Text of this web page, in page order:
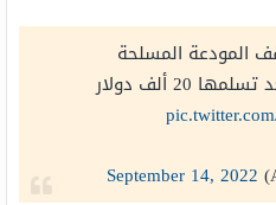
المودعة المسلحة
ألف دولار
September 14, 2022